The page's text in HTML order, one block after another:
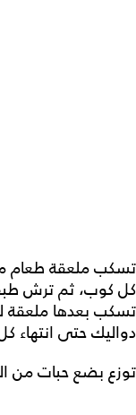
تسكب ملعقة طعام
كل كوب، ثم ترش
تسكب بعدها ملعقة
دواليك حتى انتهاء
توزع بضع حبات من